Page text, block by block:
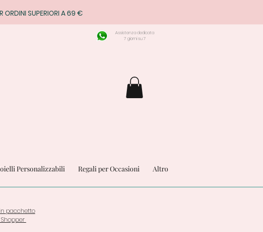
ORDINI SUPERIORI A 69 €
Assistenza dedicata
7 giorni su 7
Personalizzabili Regali per Occasioni Altro
pacchetto